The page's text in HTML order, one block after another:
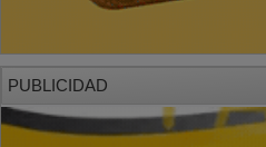
PUBLICIDAD